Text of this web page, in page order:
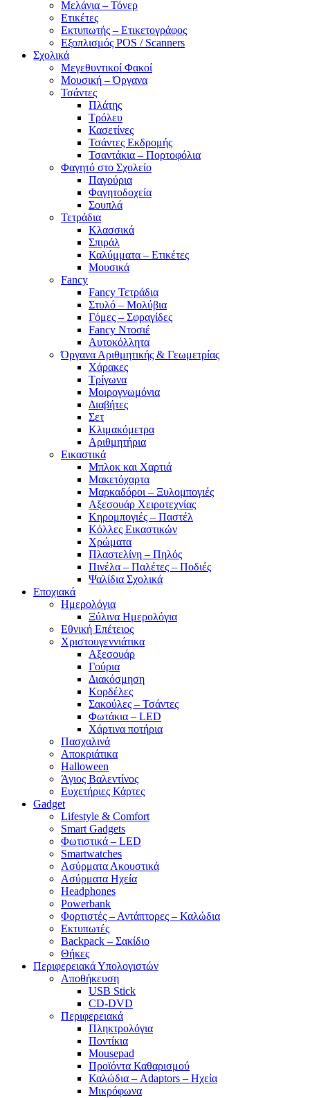
Μελάνια – Τόνερ
Ετικέτες
Εκτυπωτής – Ετικετογράφος
Εξοπλισμός POS / Scanners
Σχολικά
Μεγεθυντικοί Φακοί
Μουσική – Όργανα
Τσάντες
Πλάτης
Τρόλευ
Κασετίνες
Τσάντες Εκδρομής
Τσαντάκια – Πορτοφόλια
Φαγητό στο Σχολείο
Παγούρια
Φαγητοδοχεία
Σουπλά
Τετράδια
Κλασσικά
Σπιράλ
Καλύμματα – Ετικέτες
Μουσικά
Fancy
Fancy Τετράδια
Στυλό – Μολύβια
Γόμες – Σφραγίδες
Fancy Ντοσιέ
Αυτοκόλλητα
Όργανα Αριθμητικής & Γεωμετρίας
Χάρακες
Τρίγωνα
Mοιρογνωμόνια
Διαβήτες
Σετ
Κλιμακόμετρα
Αριθμητήρια
Εικαστικά
Μπλοκ και Χαρτιά
Μακετόχαρτα
Μαρκαδόροι – Ξυλομπογιές
Αξεσουάρ Χειροτεχνίας
Κηρομπογιές – Παστέλ
Κόλλες Εικαστικών
Χρώματα
Πλαστελίνη – Πηλός
Πινέλα – Παλέτες – Ποδιές
Ψαλίδια Σχολικά
Εποχιακά
Ημερολόγια
Ξύλινα Ημερολόγια
Εθνική Επέτειος
Χριστουγεννιάτικα
Αξεσουάρ
Γούρια
Διακόσμηση
Κορδέλες
Σακούλες – Τσάντες
Φωτάκια – LED
Χάρτινα ποτήρια
Πασχαλινά
Αποκριάτικα
Halloween
Άγιος Βαλεντίνος
Ευχετήριες Κάρτες
Gadget
Lifestyle & Comfort
Smart Gadgets
Φωτιστικά – LED
Smartwatches
Ασύρματα Ακουστικά
Ασύρματα Ηχεία
Headphones
Powerbank
Φορτιστές – Αντάπτορες – Καλώδια
Εκτυπωτές
Backpack – Σακίδιο
Θήκες
Περιφερειακά Υπολογιστών
Αποθήκευση
USB Stick
CD-DVD
Περιφερειακά
Πληκτρολόγια
Ποντίκια
Mousepad
Προϊόντα Καθαρισμού
Καλώδια – Adaptors – Ηχεία
Μικρόφωνα